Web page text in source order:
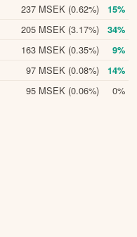
237 MSEK (0.62%) 15%
205 MSEK (3.17%) 34%
163 MSEK (0.35%) 9%
97 MSEK (0.08%) 14%
95 MSEK (0.06%) 0%